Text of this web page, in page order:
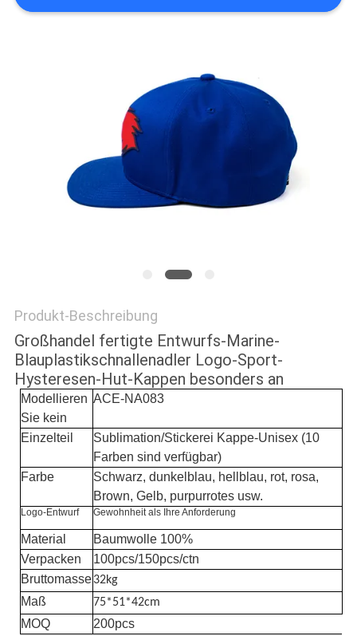
Produkt-Beschreibung
Großhandel fertigte Entwurfs-Marine-
Blauplastikschnallenadler Logo-Sport-
Hysteresen-Hut-Kappen besonders an
Modellieren
Sie kein
ACE-NA083
Einzelteil
Sublimation/Stickerei Kappe-Unisex (10
Farben sind verfügbar)
Farbe
Schwarz, dunkelblau, hellblau, rot, rosa,
Brown, Gelb, purpurrotes usw.
Logo-Entwurf Gewohnheit als Ihre Anforderung
Material
Baumwolle 100%
Verpacken
100pcs/150pcs/ctn
Bruttomasse32kg
Maß 75*51*42cm
MOQ 200pcs